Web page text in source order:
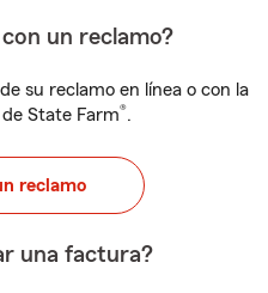
un reclamo?
su reclamo en línea o con la
State Farm®.
reclamo
una factura?